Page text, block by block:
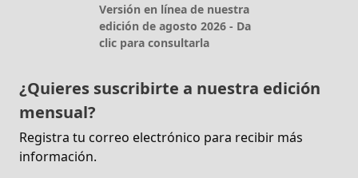
Versión en línea de nuestra
edición de agosto 2026 - Da
clic para consultarla
¿Quieres suscribirte a nuestra edición
mensual?
Registra tu correo electrónico para recibir más
información.